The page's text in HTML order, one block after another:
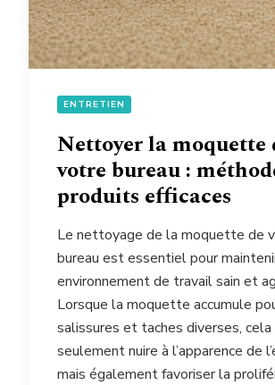
ENTRETIEN
Nettoyer la moquette
votre bureau :
produits efficaces
Le nettoyage de la moquette de
bureau est essentiel pour
environnement de travail sain et
Lorsque la moquette accumule
salissures et taches diverses,
seulement nuire à l’apparence de
mais également favoriser la